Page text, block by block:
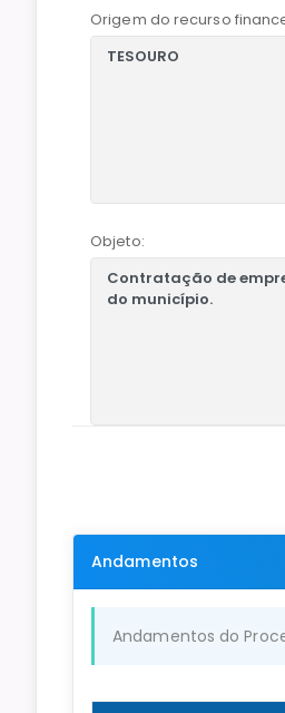
Origem do recurso
Objeto:
Andamentos
Andamentos do